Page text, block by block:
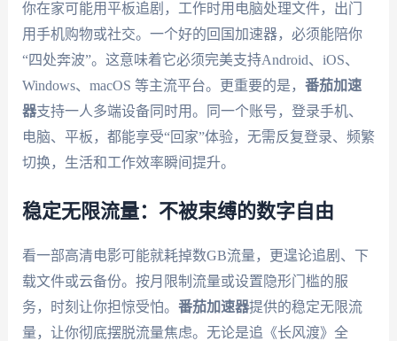
你在家可能用平板追剧，工作时用电脑处理文件，出门
用手机购物或社交。一个好的回国加速器，必须能陪你
“四处奔波”。这意味着它必须完美支持Android、iOS、
Windows、macOS 等主流平台。更重要的是， 番茄加速
器支持一人多端设备同时用。同一个账号，登录手机、
电脑、平板，都能享受“回家”体验，无需反复登录、频繁
切换，生活和工作效率瞬间提升。
稳定无限流量：不被束缚的数字自由
看一部高清电影可能就耗掉数GB流量，更遑论追剧、下
载文件或云备份。按月限制流量或设置隐形门槛的服
务，时刻让你担惊受怕。 番茄加速器提供的稳定无限流
量，让你彻底摆脱流量焦虑。无论是追《长风渡》全